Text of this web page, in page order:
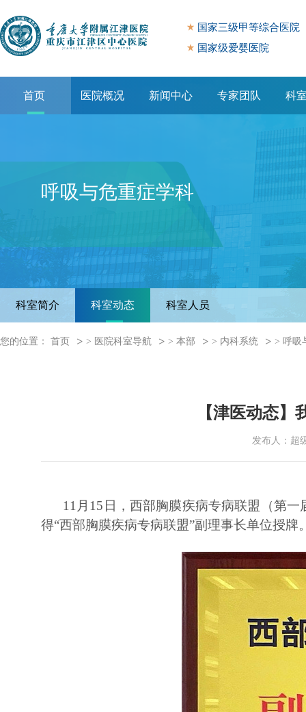
国家三级甲等综合医院
国家级爱婴医院
首页 医院概况 新闻中心 专家团队 科
呼吸与危重症学科
科室简介 科室动态 科室人员
您的位置： 首页 > 医院科室导航 > 本部 > 内科系统 > 呼吸
【津医动态
发布人：超
11月15日，西部胸膜疾病专病联盟（第
得“西部胸膜疾病专病联盟”副理事长单位授牌